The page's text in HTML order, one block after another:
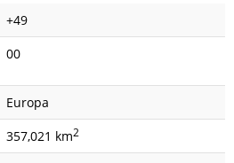
+49
00
Europa
357,021 km2